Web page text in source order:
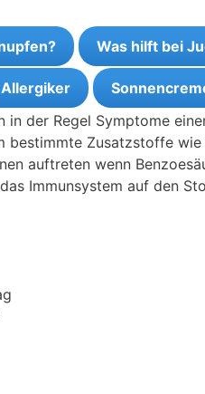
Was hilft bei
der Regel Symptome
Zusatzstoffe wie
auftreten wenn
Immunsystem auf den